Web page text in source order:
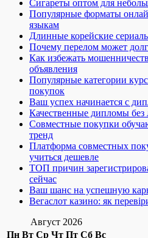
Сигареты оптом для
Популярные форматы
языкам
Длинные корейские
Почему перелом может
Как избежать
объявления
Популярные категории
покупок
Ваш успех начинается с
Качественные дипломы
Совместные покупки
тренд
Платформа совместных
учиться дешевле
ТОП причин
сейчас
Ваш шанс на успешную
Вегаслот казино: як
Август 2026
Пн Вт Ср Чт Пт Сб Вс